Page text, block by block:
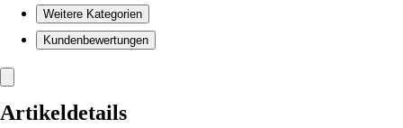
Weitere Kategorien
Kundenbewertungen
Artikeldetails